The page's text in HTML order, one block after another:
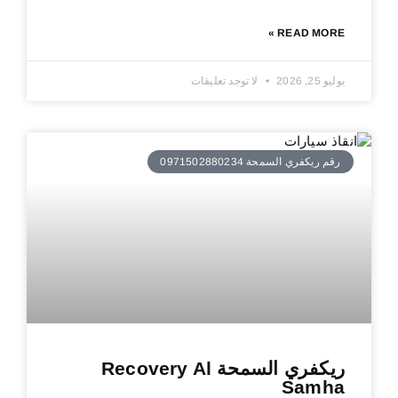
READ MORE »
يوليو 25, 2026 لا توجد تعليقات
رقم ريكفري السمحة 0971502880234
ريكفري السمحة Recovery Al
Samha